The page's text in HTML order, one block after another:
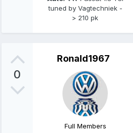
tuned by Vagtechniek -
> 210 pk
0
Ronald1967
Full Members